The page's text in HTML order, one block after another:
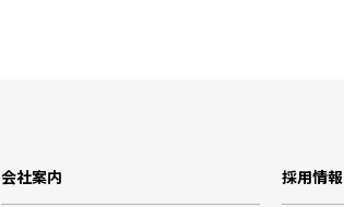
会社案内 採用情報